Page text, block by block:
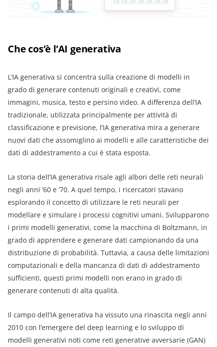
Che cos’è l’AI generativa
L’IA generativa si concentra sulla creazione di modelli in
grado di generare contenuti originali e creativi, come
immagini, musica, testo e persino video. A differenza dell’IA
tradizionale, utilizzata principalmente per attività di
classificazione e previsione, l’IA generativa mira a generare
nuovi dati che assomiglino ai modelli e alle caratteristiche dei
dati di addestramento a cui è stata esposta.
La storia dell’IA generativa risale agli albori delle reti neurali
negli anni ’60 e ’70. A quel tempo, i ricercatori stavano
esplorando il concetto di utilizzare le reti neurali per
modellare e simulare i processi cognitivi umani. Svilupparono
i primi modelli generativi, come la macchina di Boltzmann, in
grado di apprendere e generare dati campionando da una
distribuzione di probabilità. Tuttavia, a causa delle limitazioni
computazionali e della mancanza di dati di addestramento
sufficienti, questi primi modelli non erano in grado di
generare contenuti di alta qualità.
Il campo dell’IA generativa ha vissuto una rinascita negli anni
2010 con l’emergere del deep learning e lo sviluppo di
modelli generativi noti come reti generative avversarie (GAN)